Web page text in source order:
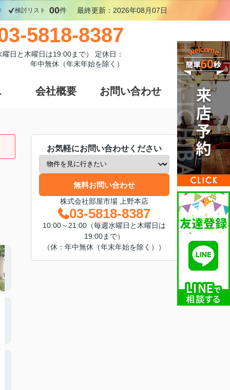
検討リスト 00件 最終更新：2026年08月07日
5818-8387
日と木曜日は19:00まで） 定休日：
年中無休（年末年始を除く）
会社概要 お問い合わせ
お気軽にお問い合わせください
無料お問い合わせ
株式会社部屋市場 上野本店
03-5818-8387
10:00～21:00（毎週水曜日と木曜日は
19:00まで）
（休：年中無休（年末年始を除く））